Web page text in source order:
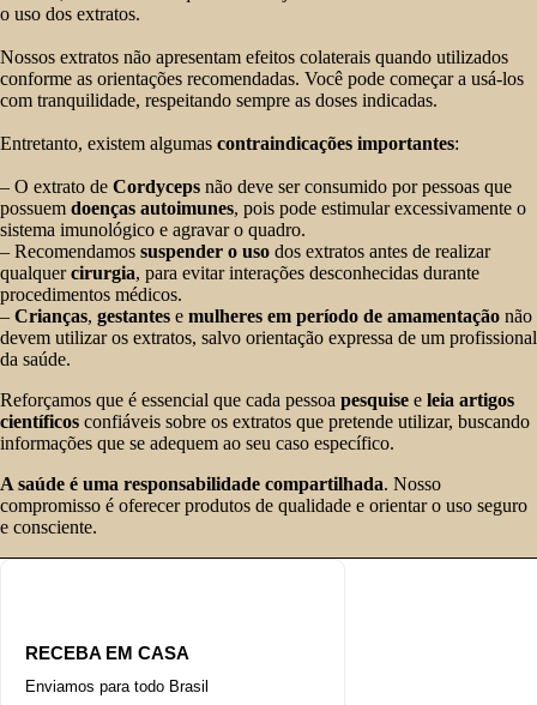
o uso dos extratos.
Nossos extratos não apresentam efeitos colaterais quando utilizados
conforme as orientações recomendadas. Você pode começar a usá-los
com tranquilidade, respeitando sempre as doses indicadas.
Entretanto, existem algumas contraindicações importantes:
– O extrato de Cordyceps não deve ser consumido por pessoas que
possuem doenças autoimunes, pois pode estimular excessivamente o
sistema imunológico e agravar o quadro.
– Recomendamos suspender o uso dos extratos antes de realizar
qualquercirurgia, para evitar interações desconhecidas durante
procedimentos médicos.
– Crianças, gestantes e mulheres em período de amamentação não
devem utilizar os extratos, salvo orientação expressa de um profissional
da saúde.
Reforçamos que é essencial que cada pessoa pesquise e leia artigos
científicos confiáveis sobre os extratos que pretende utilizar, buscando
informações que se adequem ao seu caso específico.
A saúde é uma responsabilidade compartilhada. Nosso
compromisso é oferecer produtos de qualidade e orientar o uso seguro
e consciente.
RECEBA EM CASA
Enviamos para todo Brasil